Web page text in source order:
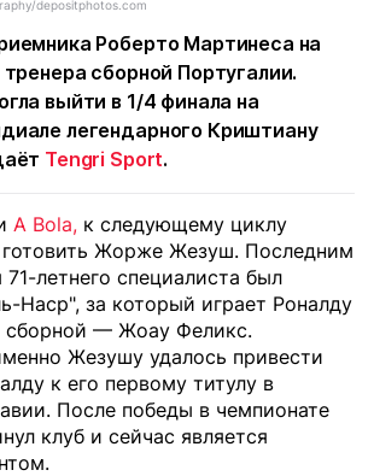
depositphotos.com
Роберто Мартинеса на
тренера сборной Португалии.
выйти в 1/4 финала на
легендарного Криштиану
Tengri Sport.
A Bola, к следующему циклу
Жорже Жезуш. Последним
летнего специалиста был
Наср", за который играет Роналду
сборной — Жоау Феликс.
Жезушу удалось привести
к его первому титулу в
После победы в чемпионате
клуб и сейчас является